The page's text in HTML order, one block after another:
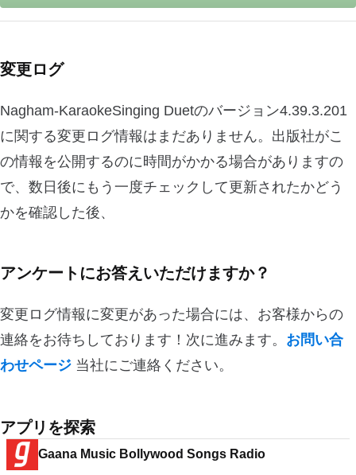
変更ログ
Nagham-KaraokeSinging Duetのバージョン4.39.3.201
に関する変更ログ情報はまだありません。出版社がこ
の情報を公開するのに時間がかかる場合がありますの
で、数日後にもう一度チェックして更新されたかどう
かを確認した後、
アンケートにお答えいただけますか？
変更ログ情報に変更があった場合には、お客様からの
連絡をお待ちしております！次に進みます。 お問い合
わせページ 当社にご連絡ください。
アプリを探索
Gaana Music Bollywood Songs Radio